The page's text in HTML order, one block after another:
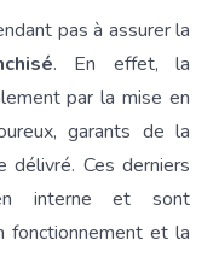
pas à assurer la
. En effet, la
par la mise en
garants de la
Ces derniers
interne et sont
fonctionnement et la